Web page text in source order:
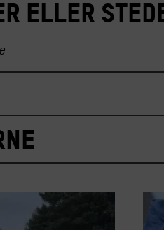
eller